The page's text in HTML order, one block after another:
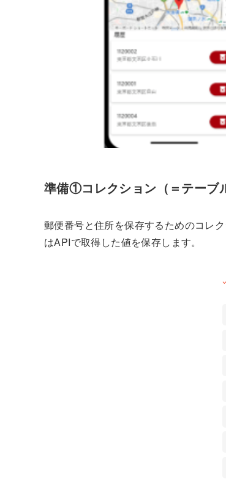
準備①コレクション（＝テーブ
郵便番号と住所を保存するためのコレ
はAPIで取得した値を保存します。